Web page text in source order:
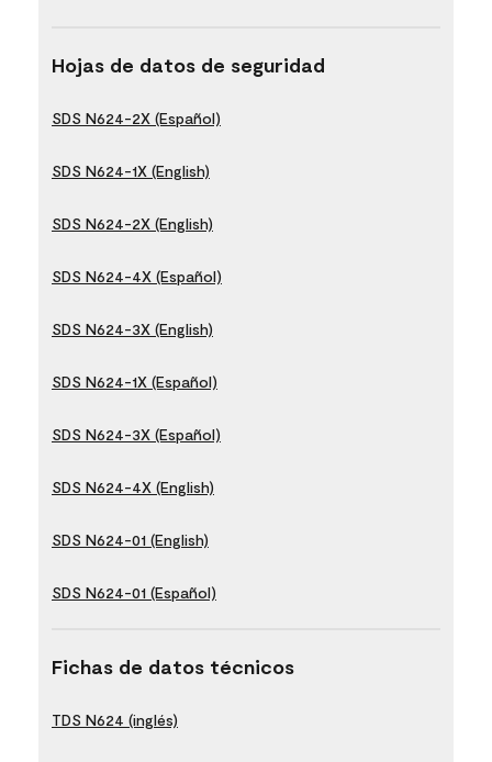
Hojas de datos de seguridad
SDS N624-2X (Español)
SDS N624-1X (English)
SDS N624-2X (English)
SDS N624-4X (Español)
SDS N624-3X (English)
SDS N624-1X (Español)
SDS N624-3X (Español)
SDS N624-4X (English)
SDS N624-01 (English)
SDS N624-01 (Español)
Fichas de datos técnicos
TDS N624 (inglés)